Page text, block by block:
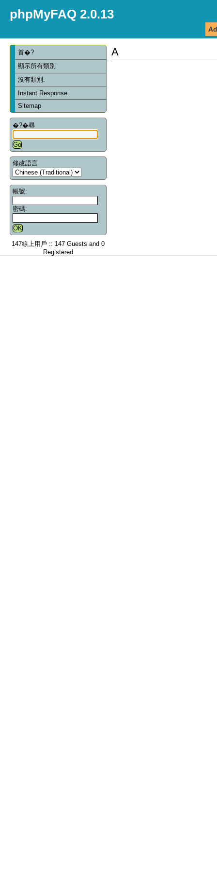
phpMyFAQ 2.0.13
首�?
顯示所有類別
沒有類別.
Instant Response
Sitemap
�?�尋
修改語言
帳號:
密碼:
147線上用戶 :: 147 Guests and 0
Registered
A